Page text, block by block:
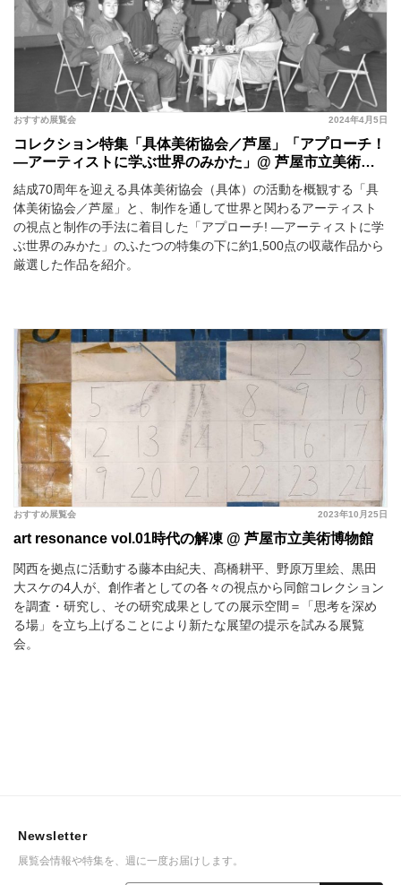
2024年4月5日
おすすめ展覧会
コレクション特集「具体美術協会／芦屋」「アプローチ！
―アーティストに学ぶ世界のみかた」@ 芦屋市立美術博
物館
結成70周年を迎える具体美術協会（具体）の活動を概観する「具
体美術協会／芦屋」と、制作を通して世界と関わるアーティスト
の視点と制作の手法に着目した「アプローチ! ―アーティストに学
ぶ世界のみかた」のふたつの特集の下に約1,500点の収蔵作品から
厳選した作品を紹介。
2023年10月25日
おすすめ展覧会
art resonance vol.01時代の解凍 @ 芦屋市立美術博物館
関西を拠点に活動する藤本由紀夫、髙橋耕平、野原万里絵、黒田
大スケの4人が、創作者としての各々の視点から同館コレクション
を調査・研究し、その研究成果としての展示空間＝「思考を深め
る場」を立ち上げることにより新たな展望の提示を試みる展覧
会。
Newsletter
展覧会情報や特集を、週に一度お届けします。